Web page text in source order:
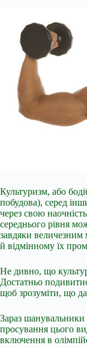
Культуризм, або
побудова), серед
через свою
середнього рівня
завдяки величезним
й відмінному їх
Не дивно, що
Достатньо
щоб зрозуміти, що
Зараз шанувальники
просування цього
включення в